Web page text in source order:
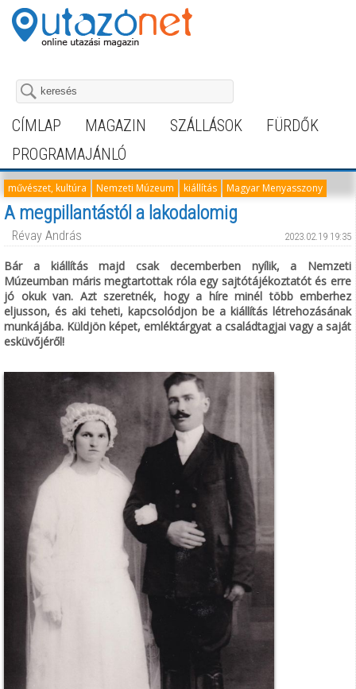
CÍMLAP MAGAZIN SZÁLLÁSOK
FÜRDŐK
PROGRAMAJÁNLÓ
művészet, kultúra Nemzeti Múzeum kiállítás Magyar Menyasszony
A megpillantástól a lakodalomig
Révay András 2023.02.19 19:35
Bár a kiállítás majd csak decemberben nyílik, a Nemzeti
Múzeumban máris megtartottak róla egy sajtótájékoztatót és erre
jó okuk van. Azt szeretnék, hogy a híre minél több emberhez
eljusson, és aki teheti, kapcsolódjon be a kiállítás létrehozásának
munkájába. Küldjön képet, emléktárgyat a családtagjai vagy a saját
esküvőjéről!